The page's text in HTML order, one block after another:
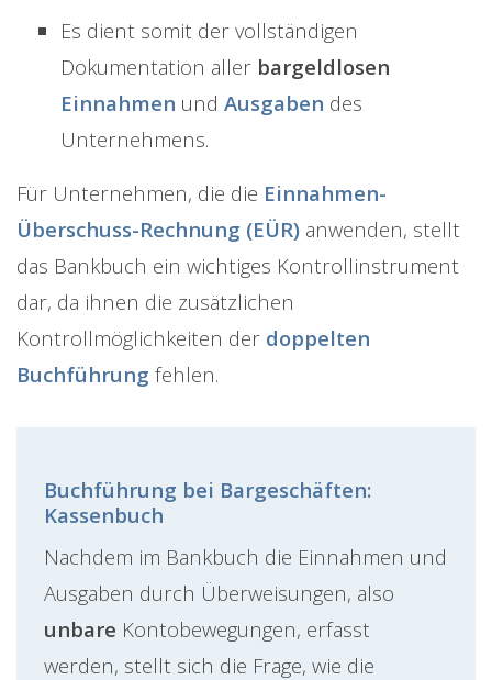
Es dient somit der vollständigen
Dokumentation aller bargeldlosen
Einnahmen und Ausgaben des
Unternehmens.
Für Unternehmen, die die Einnahmen-
Überschuss-Rechnung (EÜR) anwenden, stellt
das Bankbuch ein wichtiges Kontrollinstrument
dar, da ihnen die zusätzlichen
Kontrollmöglichkeiten der doppelten
Buchführung fehlen.
Buchführung bei Bargeschäften:
Kassenbuch
Nachdem im Bankbuch die Einnahmen und
Ausgaben durch Überweisungen, also
unbare Kontobewegungen, erfasst
werden, stellt sich die Frage, wie die